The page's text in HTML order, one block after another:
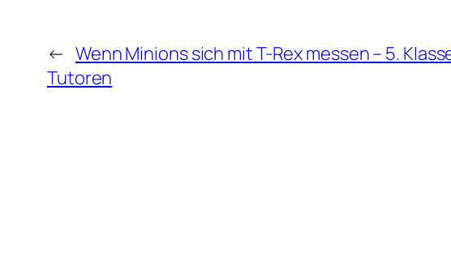
← Wenn Minions sich mit T-Rex messen – 5.
Tutoren